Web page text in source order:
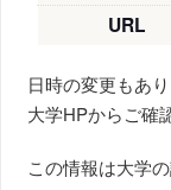
URL
日時の変更もあ
大学HPからご確
この情報は大学